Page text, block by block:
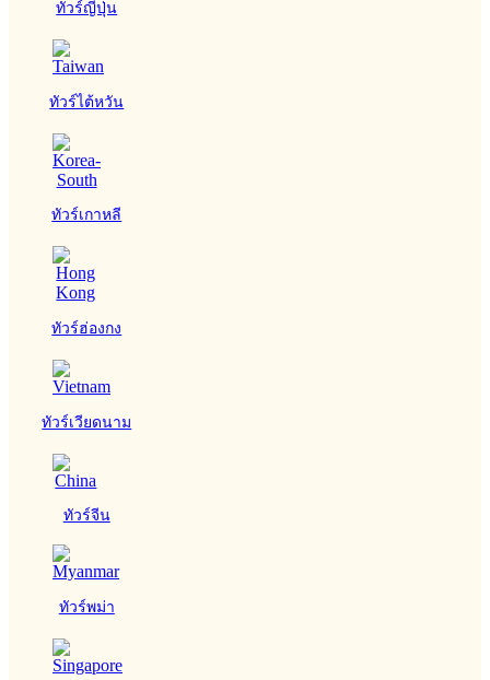
ทัวร์ญี่ปุ่น
ทัวร์ไต้หวัน
ทัวร์เกาหลี
ทัวร์ฮ่องกง
ทัวร์เวียดนาม
ทัวร์จีน
ทัวร์พม่า